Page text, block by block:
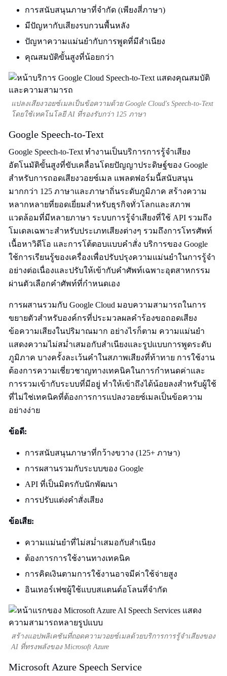
การสนับสนุนภาษาที่จำกัด (เพียงสี่ภาษา)
มีปัญหากับเสียงรบกวนพื้นหลัง
ปัญหาความแม่นยำกับการพูดที่มีสำเนียง
คุณสมบัติขั้นสูงที่น้อยกว่า
แปลงเสียงวอยซ์เมลเป็นข้อความด้วย Google Cloud's Speech-to-Text
โดยใช้เทคโนโลยี AI ที่รองรับกว่า 125 ภาษา
Google Speech-to-Text
Google Speech-to-Text ทำงานเป็นบริการการรู้จำเสียง
อัตโนมัติขั้นสูงที่ขับเคลื่อนโดยปัญญาประดิษฐ์ของ Google
สำหรับการถอดเสียงวอยซ์เมล แพลตฟอร์มนี้สนับสนุน
มากกว่า 125 ภาษาและภาษาถิ่นระดับภูมิภาค สร้างความ
หลากหลายที่ยอดเยี่ยมสำหรับธุรกิจทั่วโลกและสภาพ
แวดล้อมที่มีหลายภาษา ระบบการรู้จำเสียงที่ใช้ API รวมถึง
โมเดลเฉพาะสำหรับประเภทเสียงต่างๆ รวมถึงการโทรศัพท์
เนื้อหาวิดีโอ และการโต้ตอบแบบคำสั่ง บริการของ Google
ใช้การเรียนรู้ของเครื่องเพื่อปรับปรุงความแม่นยำในการรู้จำ
อย่างต่อเนื่องและปรับให้เข้ากับคำศัพท์เฉพาะอุตสาหกรรม
ผ่านตัวเลือกคำศัพท์ที่กำหนดเอง
การผสานรวมกับ Google Cloud มอบความสามารถในการ
ขยายตัวสำหรับองค์กรที่ประมวลผลคำร้องขอถอดเสียง
ข้อความเสียงในปริมาณมาก อย่างไรก็ตาม ความแม่นยำ
แสดงความไม่สม่ำเสมอกับสำเนียงและรูปแบบการพูดระดับ
ภูมิภาค บางครั้งละเว้นคำในสภาพเสียงที่ท้าทาย การใช้งาน
ต้องการความเชี่ยวชาญทางเทคนิคในการกำหนดค่าและ
การรวมเข้ากับระบบที่มีอยู่ ทำให้เข้าถึงได้น้อยลงสำหรับผู้ใช้
ที่ไม่ใช่เทคนิคที่ต้องการการแปลงวอยซ์เมลเป็นข้อความ
อย่างง่าย
ข้อดี:
การสนับสนุนภาษาที่กว้างขวาง (125+ ภาษา)
การผสานรวมกับระบบของ Google
API ที่เป็นมิตรกับนักพัฒนา
การปรับแต่งคำสั่งเสียง
ข้อเสีย:
ความแม่นยำที่ไม่สม่ำเสมอกับสำเนียง
ต้องการการใช้งานทางเทคนิค
การคิดเงินตามการใช้งานอาจมีค่าใช้จ่ายสูง
อินเทอร์เฟซผู้ใช้แบบสแตนด์อโลนที่จำกัด
สร้างแอปพลิเคชันที่ถอดความวอยซ์เมลด้วยบริการการรู้จำเสียงของ
AI ที่ทรงพลังของ Microsoft Azure
Microsoft Azure Speech Service